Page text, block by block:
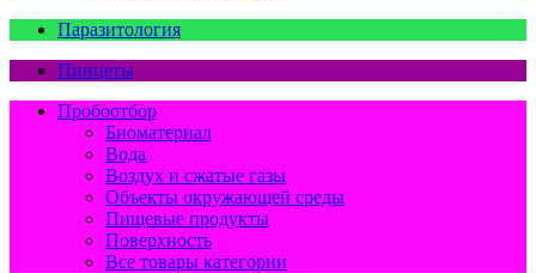
Паразитология
Пинцеты
Пробоотбор
Биоматериал
Вода
Воздух и сжатые газы
Объекты окружающей среды
Пищевые продукты
Поверхность
Все товары категории